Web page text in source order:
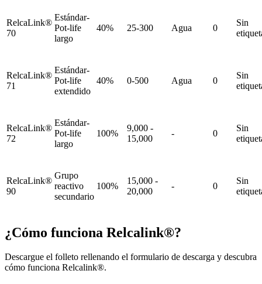
RelcaLink®
70
Estándar-
Pot-life
largo
40% 25-300 Agua 0
Sin
RelcaLink®
71
Estándar-
Pot-life
extendido
40% 0-500 Agua 0
Sin
RelcaLink®
72
Estándar-
Pot-life
largo
100%
9,000 -
15,000
- 0
Sin
RelcaLink®
90
Grupo
reactivo
secundario
100%
15,000 -
20,000
- 0
Sin
¿Cómo funciona Relcalink®?
Descargue el folleto rellenando el formulario de descarga y descubra
cómo funciona Relcalink®.